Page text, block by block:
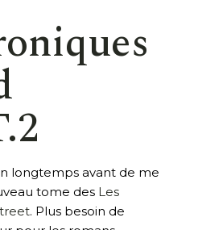
longtemps avant de me
tome des Les
. Plus besoin de